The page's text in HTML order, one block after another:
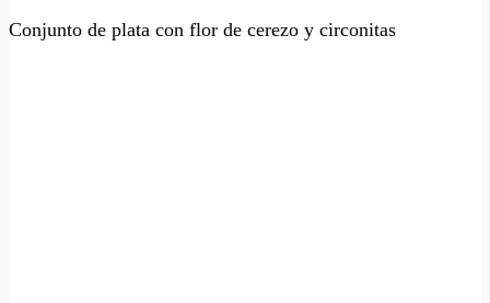
Conjunto de plata con flor de cerezo y circonitas